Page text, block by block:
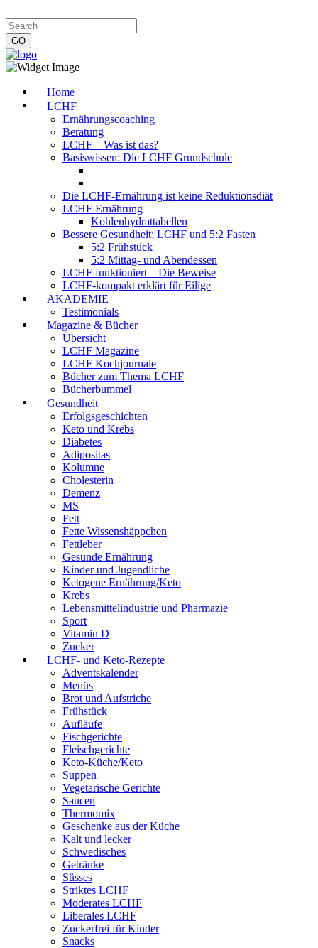
Home
LCHF
Ernährungscoaching
Beratung
LCHF – Was ist das?
Basiswissen: Die LCHF Grundschule
Die LCHF-Ernährung ist keine Reduktionsdiät
LCHF Ernährung
Kohlenhydrattabellen
Bessere Gesundheit: LCHF und 5:2 Fasten
5:2 Frühstück
5:2 Mittag- und Abendessen
LCHF funktioniert – Die Beweise
LCHF-kompakt erklärt für Eilige
AKADEMIE
Testimonials
Magazine & Bücher
Übersicht
LCHF Magazine
LCHF Kochjournale
Bücher zum Thema LCHF
Bücherbummel
Gesundheit
Erfolgsgeschichten
Keto und Krebs
Diabetes
Adipositas
Kolumne
Cholesterin
Demenz
MS
Fett
Fette Wissenshäppchen
Fettleber
Gesunde Ernährung
Kinder und Jugendliche
Ketogene Ernährung/Keto
Krebs
Lebensmittelindustrie und Pharmazie
Sport
Vitamin D
Zucker
LCHF- und Keto-Rezepte
Adventskalender
Menüs
Brot und Aufstriche
Frühstück
Aufläufe
Fischgerichte
Fleischgerichte
Keto-Küche/Keto
Suppen
Vegetarische Gerichte
Saucen
Thermomix
Geschenke aus der Küche
Kalt und lecker
Schwedisches
Getränke
Süsses
Striktes LCHF
Moderates LCHF
Liberales LCHF
Zuckerfrei für Kinder
Snacks